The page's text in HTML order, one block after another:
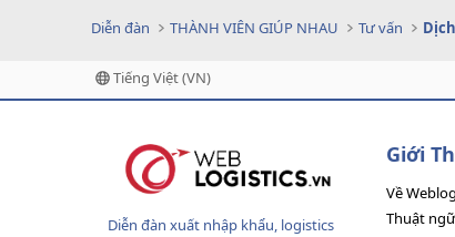
Diễn đàn THÀNH VIÊN GIÚP NHAU Tư vấn
Tiếng Việt (VN)
Diễn đàn xuất nhập khẩu, logistics
Giới
Về
Thuật